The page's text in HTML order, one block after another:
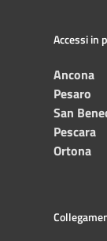
Accessi in
Ancona
Pesaro
San
Pescara
Ortona